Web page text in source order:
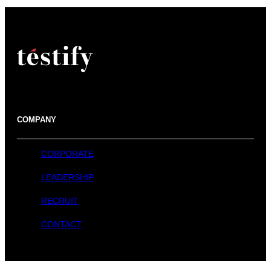
COMPANY
CORPORATE
LEADERSHIP
RECRUIT
CONTACT